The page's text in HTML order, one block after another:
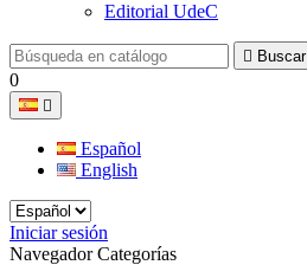
Editorial UdeC
 Buscar
0

Español
English
Iniciar sesión
Navegador Categorías